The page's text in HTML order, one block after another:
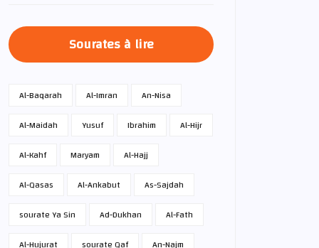
Sourates à lire
Al-Baqarah Al-Imran
An-Nisa
Al-Maidah
Yusuf Ibrahim
Al-Hijr
Al-Kahf
Maryam
Al-Hajj
Al-Qasas
Al-Ankabut
As-Sajdah
sourate Ya Sin
Ad-Dukhan
Al-Fath
Al-Hujurat
sourate Qaf
An-Najm